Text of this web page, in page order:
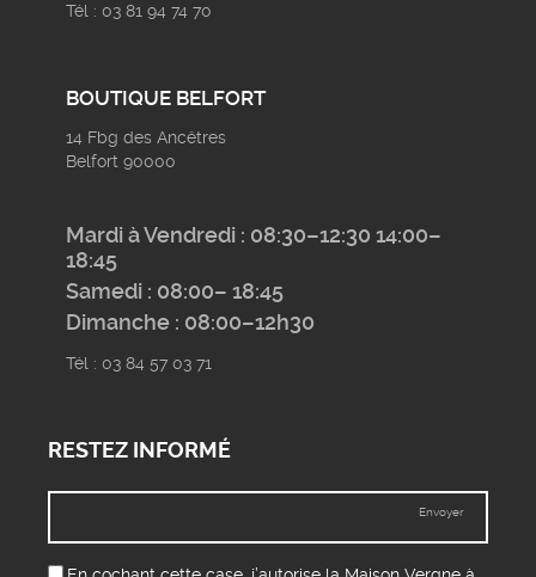
Tél : 03 81 94 74 70
BOUTIQUE BELFORT
14 Fbg des Ancêtres
Belfort 90000
Mardi à Vendredi : 08:30–12:30 14:00–
18:45
Samedi : 08:00– 18:45
Dimanche : 08:00–12h30
Tél : 03 84 57 03 71
RESTEZ INFORMÉ
Envoyer